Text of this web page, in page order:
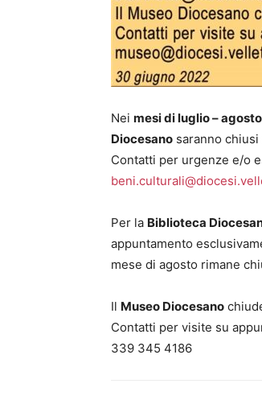
Nei mesi di luglio – agosto
Diocesano saranno
Contatti per urgenze e/o
Per la Biblioteca
appuntamento
mese di agosto rimane
Il Museo Diocesano
Contatti per visite su
339 345 4186